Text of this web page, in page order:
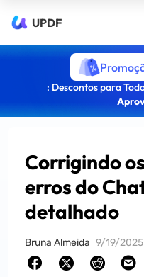
UPDF
: Descontos para
Corrigindo
erros do
detalhado
Bruna Almeida 9/19/2025